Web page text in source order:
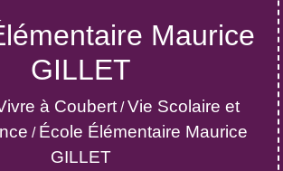
Maurice
GILLET
à Coubert/Vie Scolaire et
/ École Élémentaire Maurice
GILLET